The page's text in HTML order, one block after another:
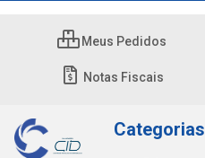
Meus Pedidos
Notas Fiscais
Categorias